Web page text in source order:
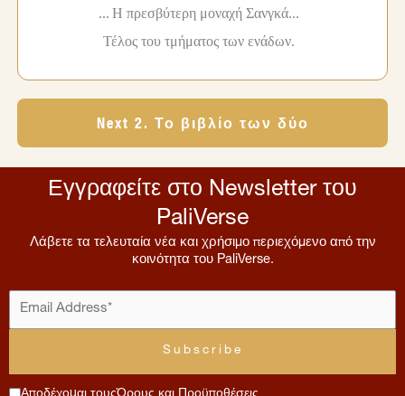
... Η πρεσβύτερη μοναχή Σανγκά...
Τέλος του τμήματος των ενάδων.
Next 2. Το βιβλίο των δύο
Εγγραφείτε στο Newsletter του
PaliVerse
Λάβετε τα τελευταία νέα και χρήσιμο περιεχόμενο από την
κοινότητα του PaliVerse.